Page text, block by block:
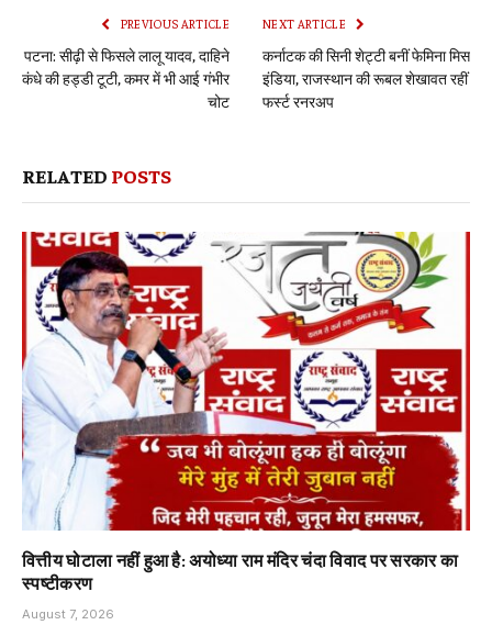
PREVIOUS ARTICLE
पटना: सीढ़ी से फिसले लालू यादव, दाहिने
कंधे की हड्डी टूटी, कमर में भी आई गंभीर
चोट
NEXT ARTICLE
कर्नाटक की सिनी शेट्टी बनीं फेमिना मिस
इंडिया, राजस्थान की रूबल शेखावत रहीं
फर्स्ट रनरअप
RELATED POSTS
वित्तीय घोटाला नहीं हुआ है: अयोध्या राम मंदिर चंदा विवाद पर सरकार का
स्पष्टीकरण
August 7, 2026